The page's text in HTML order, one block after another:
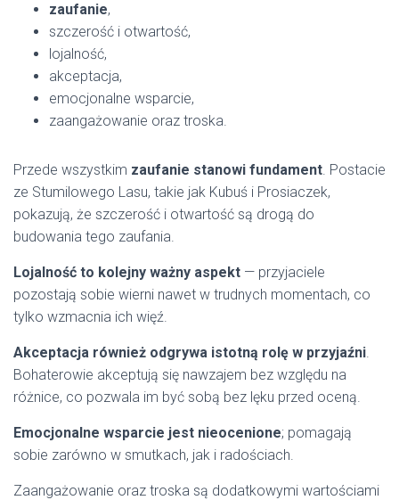
zaufanie,
szczerość i otwartość,
lojalność,
akceptacja,
emocjonalne wsparcie,
zaangażowanie oraz troska.
Przede wszystkim zaufanie stanowi fundament. Postacie
ze Stumilowego Lasu, takie jak Kubuś i Prosiaczek,
pokazują, że szczerość i otwartość są drogą do
budowania tego zaufania.
Lojalność to kolejny ważny aspekt — przyjaciele
pozostają sobie wierni nawet w trudnych momentach, co
tylko wzmacnia ich więź.
Akceptacja również odgrywa istotną rolę w przyjaźni.
Bohaterowie akceptują się nawzajem bez względu na
różnice, co pozwala im być sobą bez lęku przed oceną.
Emocjonalne wsparcie jest nieocenione; pomagają
sobie zarówno w smutkach, jak i radościach.
Zaangażowanie oraz troska są dodatkowymi wartościami